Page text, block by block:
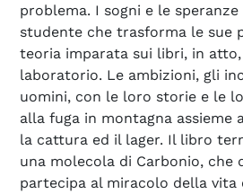
problema. I sogni e le speranze
studente che trasforma le sue
teoria imparata sui libri, in
laboratorio. Le ambizioni, gli
uomini, con le loro storie e le
alla fuga in montagna assieme
la cattura ed il lager. Il libro
una molecola di Carbonio, che
partecipa al miracolo della vita